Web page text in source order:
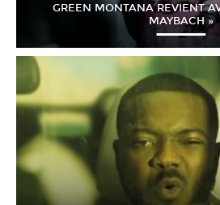
GREEN MONTANA REVIENT
MAYBACH »